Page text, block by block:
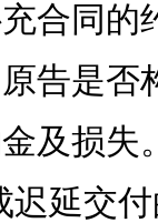
合同的
告是否
及损失
迟延交